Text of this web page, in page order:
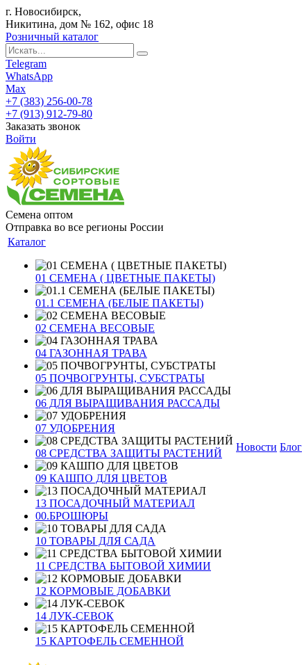
г. Новосибирск,
Никитина, дом № 162, офис 18
Розничный каталог
Telegram
WhatsApp
Max
+7 (383) 256-00-78
+7 (913) 912-79-80
Заказать звонок
Войти
Семена оптом
Отправка во все регионы России
Каталог
01 СЕМЕНА ( ЦВЕТНЫЕ ПАКЕТЫ)
01.1 СЕМЕНА (БЕЛЫЕ ПАКЕТЫ)
02 СЕМЕНА ВЕСОВЫЕ
04 ГАЗОННАЯ ТРАВА
05 ПОЧВОГРУНТЫ, СУБСТРАТЫ
06 ДЛЯ ВЫРАЩИВАНИЯ РАССАДЫ
07 УДОБРЕНИЯ
08 СРЕДСТВА ЗАЩИТЫ РАСТЕНИЙ
09 КАШПО ДЛЯ ЦВЕТОВ
13 ПОСАДОЧНЫЙ МАТЕРИАЛ
00.БРОШЮРЫ
10 ТОВАРЫ ДЛЯ САДА
11 СРЕДСТВА БЫТОВОЙ ХИМИИ
12 КОРМОВЫЕ ДОБАВКИ
14 ЛУК-СЕВОК
15 КАРТОФЕЛЬ СЕМЕННОЙ
Новости Блог